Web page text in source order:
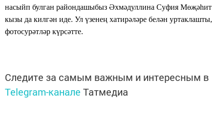
насыйп булган райондашыбыз Әхмәдуллина Суфия Мөҗәһит
кызы да килгән иде. Ул үзенең хатирәләре белән уртаклашты,
фотосурәтләр күрсәтте.
Следите за самым важным и интересным в
Telegram-канале Татмедиа